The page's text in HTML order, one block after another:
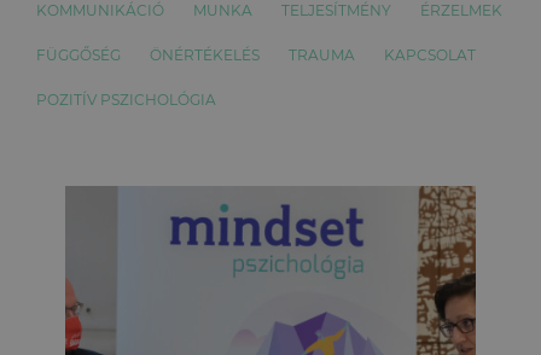
KOMMUNIKÁCIÓ MUNKA TELJESÍTMÉNY ÉRZELMEK
FÜGGŐSÉG ÖNÉRTÉKELÉS TRAUMA KAPCSOLAT
POZITÍV PSZICHOLÓGIA